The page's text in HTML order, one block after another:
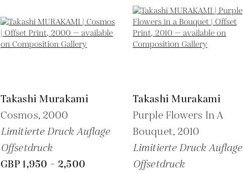
Takashi Murakami
Cosmos, 2000
Limitierte Druck Auflage
Offsetdruck
GBP 1,950 - 2,500
Takashi Murakami
Purple Flowers In A
Bouquet, 2010
Limitierte Druck Auflage
Offsetdruck